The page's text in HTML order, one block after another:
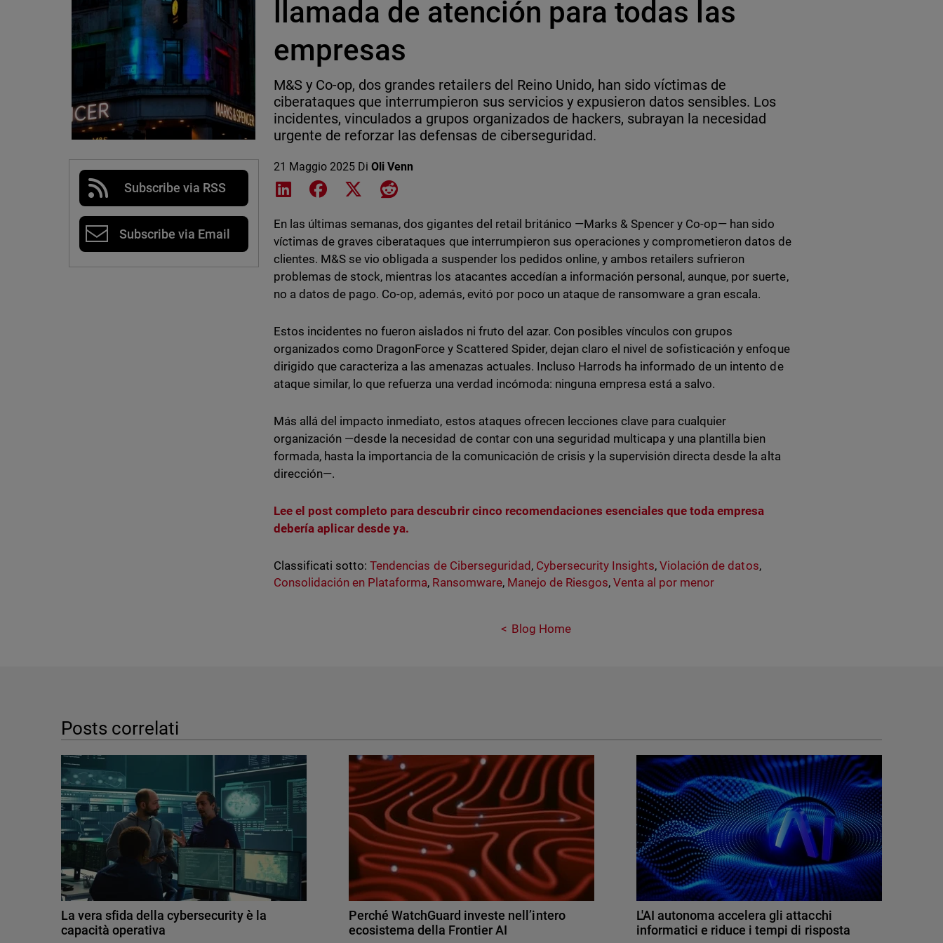
Subscribe via RSS
Subscribe via Email
llamada de atención para todas las
empresas
M&S y Co-op, dos grandes retailers del Reino Unido, han sido víctimas de
ciberataques que interrumpieron sus servicios y expusieron datos sensibles. Los
incidentes, vinculados a grupos organizados de hackers, subrayan la necesidad
urgente de reforzar las defensas de ciberseguridad.
21 Maggio 2025 DiOli Venn
Share on LinkedIn
Share on Facebook
Share on XShare on Reddit
En las últimas semanas, dos gigantes del retail británico —Marks & Spencer y Co-op— han sido
víctimas de graves ciberataques que interrumpieron sus operaciones y comprometieron datos de
clientes. M&S se vio obligada a suspender los pedidos online, y ambos retailers sufrieron
problemas de stock, mientras los atacantes accedían a información personal, aunque, por suerte,
no a datos de pago. Co-op, además, evitó por poco un ataque de ransomware a gran escala.
Estos incidentes no fueron aislados ni fruto del azar. Con posibles vínculos con grupos
organizados como DragonForce y Scattered Spider, dejan claro el nivel de sofisticación y enfoque
dirigido que caracteriza a las amenazas actuales. Incluso Harrods ha informado de un intento de
ataque similar, lo que refuerza una verdad incómoda: ninguna empresa está a salvo.
Más allá del impacto inmediato, estos ataques ofrecen lecciones clave para cualquier
organización —desde la necesidad de contar con una seguridad multicapa y una plantilla bien
formada, hasta la importancia de la comunicación de crisis y la supervisión directa desde la alta
dirección—.
Lee el post completo para descubrir cinco recomendaciones esenciales que toda empresa
debería aplicar desde ya.
Classificati sotto: Tendencias de Ciberseguridad , Cybersecurity Insights,Violación de datos,
Consolidación en Plataforma, Ransomware, Manejo de Riesgos,Venta al por menor
Blog Home
Posts correlati
La vera sfida della cybersecurity è la
capacità operativa
Perché WatchGuard investe nell’intero
ecosistema della Frontier AI
L'AI autonoma accelera gli attacchi
informatici e riduce i tempi di risposta